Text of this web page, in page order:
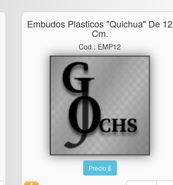
Embudos Plasticos "quichua" De 12
Cm.
Cod.: EMP12
Precio $